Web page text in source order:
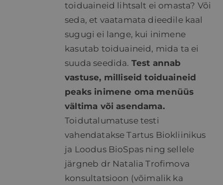
toiduaineid lihtsalt ei omasta? Või
seda, et vaatamata dieedile kaal
sugugi ei lange, kui inimene
kasutab toiduaineid, mida ta ei
suuda seedida. Test annab
vastuse, milliseid toiduaineid
peaks inimene oma menüüs
vältima või asendama.
Toidutalumatuse testi
vahendatakse Tartus Biokliinikus
ja Loodus BioSpas ning sellele
järgneb dr Natalia Trofimova
konsultatsioon (võimalik ka